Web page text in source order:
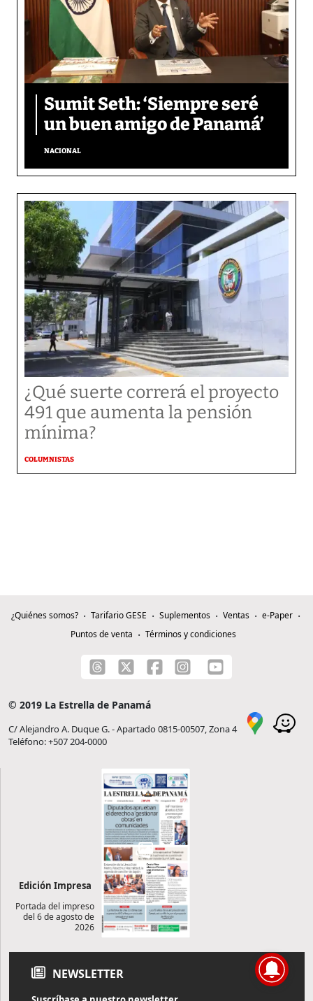
Sumit Seth: ‘Siempre seré
un buen amigo de Panamá’
NACIONAL
¿Qué suerte correrá el proyecto
491 que aumenta la pensión
mínima?
COLUMNISTAS
¿Quiénes somos? Tarifario GESE Suplementos Ventas
e-Paper
Puntos de venta
Términos y condiciones
© 2019 La Estrella de Panamá
C/ Alejandro A. Duque G. - Apartado 0815-00507, Zona 4
Teléfono: +507 204-0000
Edición Impresa
Portada del impreso
del 6 de agosto de
2026
NEWSLETTER